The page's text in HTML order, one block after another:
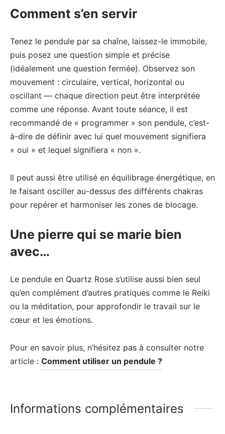
Comment s’en servir
Tenez le pendule par sa chaîne, laissez-le immobile,
puis posez une question simple et précise
(idéalement une question fermée). Observez son
mouvement : circulaire, vertical, horizontal ou
oscillant — chaque direction peut être interprétée
comme une réponse. Avant toute séance, il est
recommandé de « programmer » son pendule, c’est-
à-dire de définir avec lui quel mouvement signifiera
« oui » et lequel signifiera « non ».
Il peut aussi être utilisé en équilibrage énergétique, en
le faisant osciller au-dessus des différents chakras
pour repérer et harmoniser les zones de blocage.
Une pierre qui se marie bien
avec…
Le pendule en Quartz Rose s’utilise aussi bien seul
qu’en complément d’autres pratiques comme le Reiki
ou la méditation, pour approfondir le travail sur le
cœur et les émotions.
Pour en savoir plus, n’hésitez pas à consulter notre
article : Comment utiliser un pendule ?
Informations complémentaires